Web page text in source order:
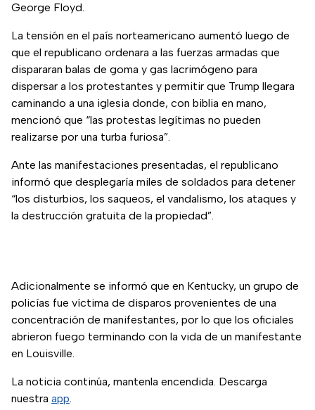
George Floyd.
La tensión en el país norteamericano aumentó luego de
que el republicano ordenara a las fuerzas armadas que
dispararan balas de goma y gas lacrimógeno para
dispersar a los protestantes y permitir que Trump llegara
caminando a una iglesia donde, con biblia en mano,
mencionó que “las protestas legítimas no pueden
realizarse por una turba furiosa”.
Ante las manifestaciones presentadas, el republicano
informó que desplegaría miles de soldados para detener
“los disturbios, los saqueos, el vandalismo, los ataques y
la destrucción gratuita de la propiedad”.
Adicionalmente se informó que en Kentucky, un grupo de
policías fue víctima de disparos provenientes de una
concentración de manifestantes, por lo que los oficiales
abrieron fuego terminando con la vida de un manifestante
en Louisville.
La noticia continúa, mantenla encendida. Descarga
nuestra app.